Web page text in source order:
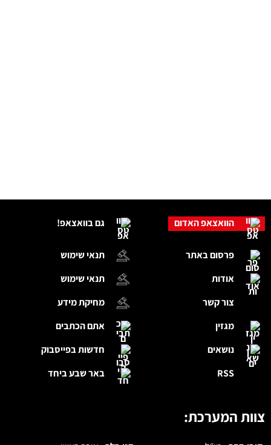
גם בוואצאפ!
תנאי שימוש
תנאי שימוש
מחיקת מידע
אתם הכתבים
חדשות בפייסבוק
באר שבע ביחד
הוואצאפ האדום
פרסום באתר
אודות
צור קשר
מגזין
נושאים
RSS
צוות המערכת: